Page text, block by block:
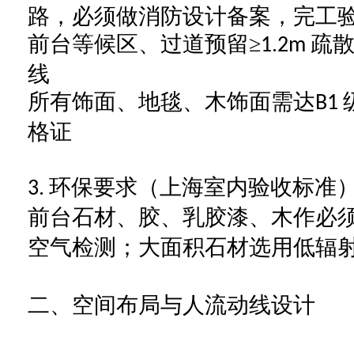
路，必须做消防设计备案，完工
前台等候区、过道预留≥1.2m 疏
线
所有饰面、地毯、木饰面需达B1
格证
3. 环保要求（上海室内验收标准
前台石材、胶、乳胶漆、木作必
空气检测；大面积石材选用低辐
二、空间布局与人流动线设计